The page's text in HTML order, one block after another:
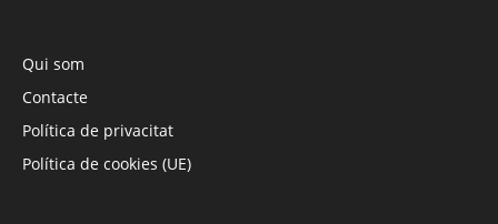
Qui som
Contacte
Política de privacitat
Política de cookies (UE)